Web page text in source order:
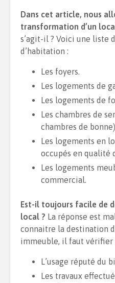
Dans cet article, nous
transformation d’un
s’agit-il ? Voici une liste
d’habitation :
Les foyers.
Les logements de
Les logements de
Les chambres de
chambres de
Les logements en
occupés en qualité
Les logements
commercial.
Est-il toujours facile de
local ? La réponse est
connaitre la destination
immeuble, il faut vérifier
L’usage réputé du
Les travaux